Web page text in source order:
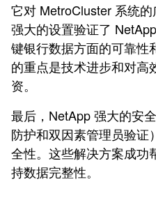
它对 MetroCluster 系统
强大的设置验证了
键银行数据方面的可靠性
的重点是技术进步和对高
资。
最后，NetApp 强大的安
防护和双因素管理员验证
全性。这些解决方案成功
持数据完整性。